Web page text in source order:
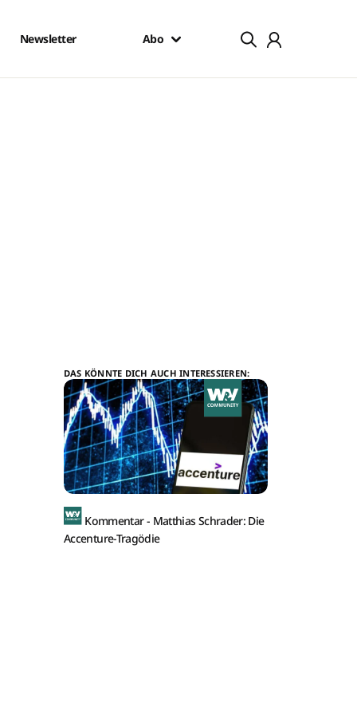
Newsletter Abo
DAS KÖNNTE DICH AUCH INTERESSIEREN:
Kommentar - Matthias Schrader: Die
Accenture-Tragödie